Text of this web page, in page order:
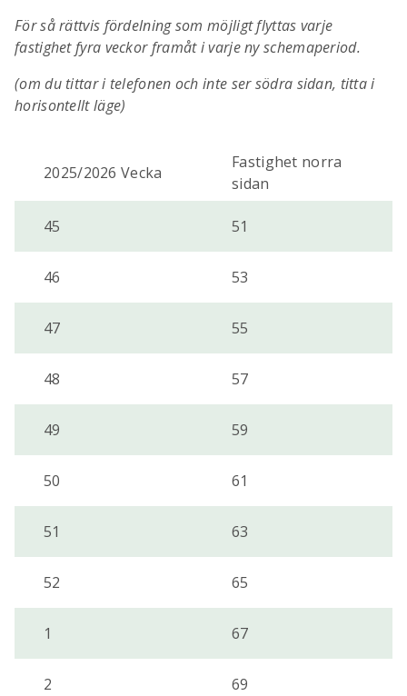
För så rättvis fördelning som möjligt flyttas varje
fastighet fyra veckor framåt i varje ny schemaperiod.
(om du tittar i telefonen och inte ser södra sidan, titta i
horisontellt läge)
2025/2026 Vecka
Fastighet norra
sidan
45 51
46 53
47 55
48 57
49 59
50 61
51 63
52 65
1 67
2 69